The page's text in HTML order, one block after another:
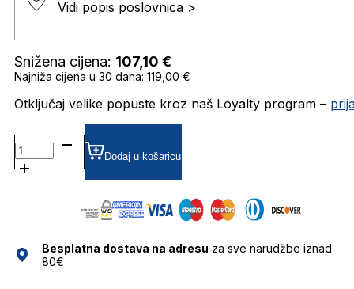
Vidi popis poslovnica >
Snižena cijena: 107,10 €
Najniža cijena u 30 dana: 119,00 €
Otključaj velike popuste kroz naš Loyalty program –
PLX115-
3
SUNČANE
Dodaj u košaricu
Besplatna dostava na adresu za sve narudžbe iznad
80€